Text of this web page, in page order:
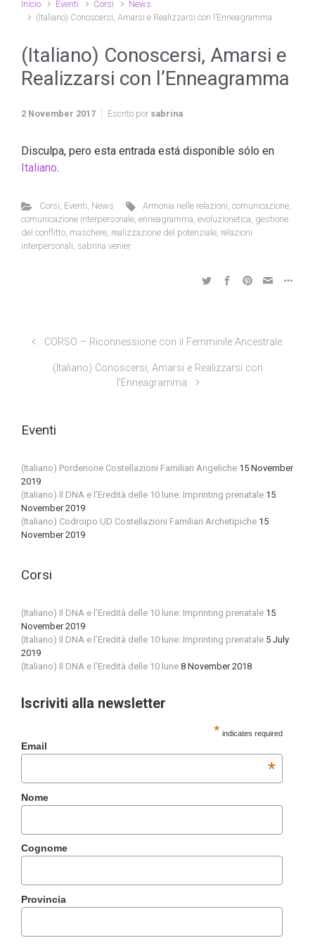
Inicio Eventi Corsi
News
(Italiano) Conoscersi, Amarsi e Realizzarsi con l’Enneagramma
(Italiano) Conoscersi, Amarsi e
Realizzarsi con l’Enneagramma
2 November 2017 Escrito por sabrina
Disculpa, pero esta entrada está disponible sólo en
Italiano.
Corsi, Eventi, News Armonia nelle relazioni,comunicazione,
comunicazione interpersonale, enneagramma, evoluzionetica, gestione
del conflitto, maschere, realizzazione del potenziale, relazioni
interpersonali, sabrina venier
CORSO – Riconnessione con il Femminile Ancestrale
(Italiano) Conoscersi, Amarsi e Realizzarsi con
l’Enneagramma
Eventi
(Italiano) Pordenone Costellazioni Familiari Angeliche 15 November
2019
(Italiano) Il DNA e l’Eredità delle 10 lune: Imprinting prenatale 15
November 2019
(Italiano) Codroipo UD Costellazioni Familiari Archetipiche 15
November 2019
Corsi
(Italiano) Il DNA e l’Eredità delle 10 lune: Imprinting prenatale 15
November 2019
(Italiano) Il DNA e l’Eredità delle 10 lune: Imprinting prenatale 5 July
2019
(Italiano) Il DNA e l’Eredità delle 10 lune 8 November 2018
Iscriviti alla newsletter
* indicates required
Email
*
Nome
Cognome
Provincia